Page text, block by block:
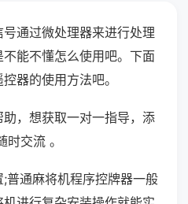
通过微处理器来进行处理
能不懂怎么使用吧。下面
器的使用方法吧。
，想获取一对一指导，添
交流 。
普通麻将机程序控牌器一般